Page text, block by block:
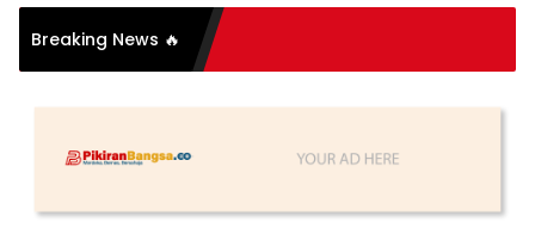
Breaking News 🔥